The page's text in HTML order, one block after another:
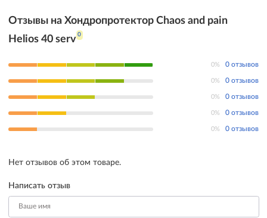
Отзывы на Хондропротектор Chaos and pain
Helios 40 serv 0
0% 0 отзывов
0% 0 отзывов
0% 0 отзывов
0% 0 отзывов
0% 0 отзывов
Нет отзывов об этом товаре.
Написать отзыв